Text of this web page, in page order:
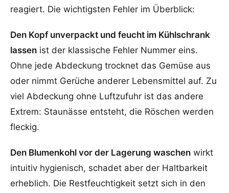
reagiert. Die wichtigsten Fehler im Überblick:
Den Kopf unverpackt und feucht im Kühlschrank
lassen ist der klassische Fehler Nummer eins.
Ohne jede Abdeckung trocknet das Gemüse aus
oder nimmt Gerüche anderer Lebensmittel auf. Zu
viel Abdeckung ohne Luftzufuhr ist das andere
Extrem: Staunässe entsteht, die Röschen werden
fleckig.
Den Blumenkohl vor der Lagerung waschen wirkt
intuitiv hygienisch, schadet aber der Haltbarkeit
erheblich. Die Restfeuchtigkeit setzt sich in den